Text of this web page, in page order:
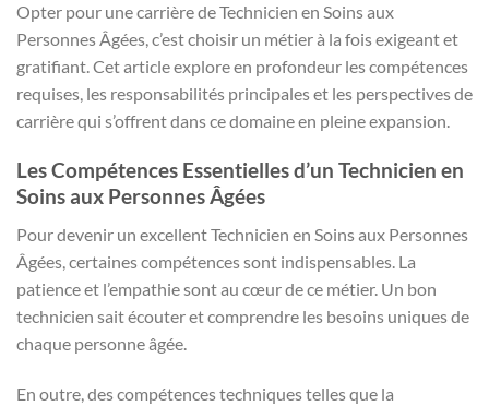
Opter pour une carrière de Technicien en Soins aux
Personnes Âgées, c’est choisir un métier à la fois exigeant et
gratifiant. Cet article explore en profondeur les compétences
requises, les responsabilités principales et les perspectives de
carrière qui s’offrent dans ce domaine en pleine expansion.
Les Compétences Essentielles d’un Technicien en
Soins aux Personnes Âgées
Pour devenir un excellent Technicien en Soins aux Personnes
Âgées, certaines compétences sont indispensables. La
patience et l’empathie sont au cœur de ce métier. Un bon
technicien sait écouter et comprendre les besoins uniques de
chaque personne âgée.
En outre, des compétences techniques telles que la